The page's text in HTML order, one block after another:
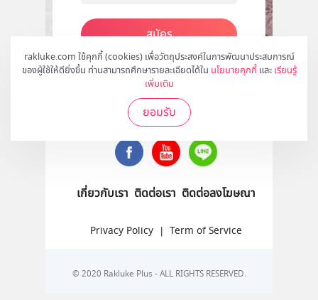
rakluke.com ใช้คุกกี้ (cookies) เพื่อวัตถุประสงค์ในการพัฒนาประสบการณ์
ของผู้ใช้ให้ดียิ่งขึ้น ท่านสามารถศึกษารายละเอียดได้ใน นโยบายคุกกี้ และ เรียนรู้
เพิ่มเติม
ยอมรับ
สมัคร
ติดตามเราได้ที่
เกี่ยวกับเรา ติดต่อเรา ติดต่อลงโฆษณา
Privacy Policy | Term of Service
© 2020 Rakluke Plus - ALL RIGHTS RESERVED.